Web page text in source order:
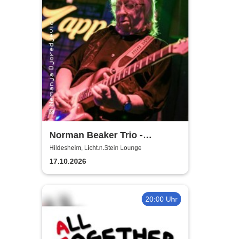
Norman Beaker Trio -
Licht.n.Stein Lounge
Hildesheim, Licht.n.Stein Lounge
17.10.2026
20:00 Uhr